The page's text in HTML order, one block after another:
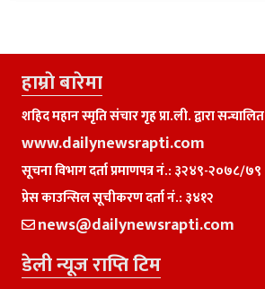
हाम्राे बारेमा
शहिद महान स्मृति संचार गृह प्रा.ली. द्वारा सन्चालित
www.dailynewsrapti.com
सूचना विभाग दर्ता प्रमाणपत्र नं.: ३२४९-२०७८/७९
प्रेस काउन्सिल सूचीकरण दर्ता नं.: ३४१२
news@dailynewsrapti.com
डेली न्यूज राप्ति टिम